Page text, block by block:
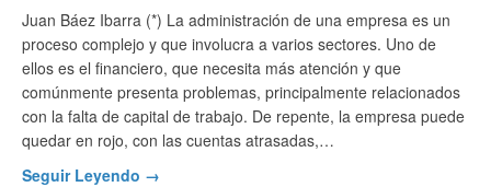
Juan Báez Ibarra (*) La administración de una empresa es un
proceso complejo y que involucra a varios sectores. Uno de
ellos es el financiero, que necesita más atención y que
comúnmente presenta problemas, principalmente relacionados
con la falta de capital de trabajo. De repente, la empresa puede
quedar en rojo, con las cuentas atrasadas,…
Seguir Leyendo →